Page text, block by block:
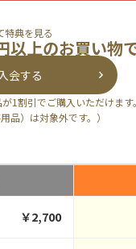
特典を見る
以上のお買い物
会する
1割引でご購入いただけます。
品）は対象外です。）
￥2,700